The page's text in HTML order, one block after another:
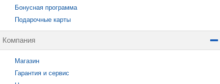
Бонусная программа
Подарочные карты
Компания
Магазин
Гарантия и сервис